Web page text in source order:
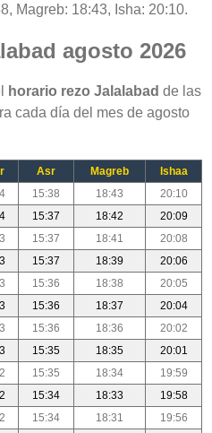
Magreb: 18:43, Isha: 20:10.
agosto 2026
horario rezo Jalalabad de las
cada día del mes de agosto
Asr Magreb
Ishaa
15:38 18:43
20:10
15:37 18:42
20:09
15:37 18:41
20:08
15:37 18:39
20:06
15:36 18:38
20:05
15:36 18:37
20:04
15:36 18:36
20:02
15:35 18:35
20:01
15:35 18:34
19:59
15:34 18:33
19:58
15:34 18:31
19:56